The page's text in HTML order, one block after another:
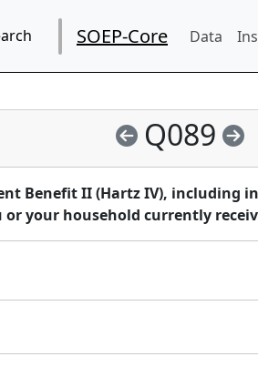
SOEP-Core Data
Q089
Benefit II (Hartz IV), including
your household currently